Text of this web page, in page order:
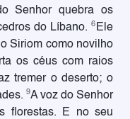
Senhor quebra os
do Líbano. 6 Ele
Siriom como novilho
os céus com raios
tremer o deserto; o
9A voz do Senhor
florestas. E no seu